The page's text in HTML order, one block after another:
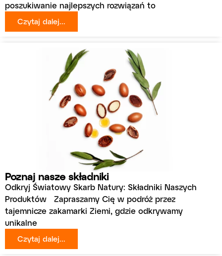
poszukiwanie najlepszych rozwiązań to
Czytaj dalej...
Poznaj nasze składniki
Odkryj Światowy Skarb Natury: Składniki Naszych
Produktów Zapraszamy Cię w podróż przez
tajemnicze zakamarki Ziemi, gdzie odkrywamy
unikalne
Czytaj dalej...